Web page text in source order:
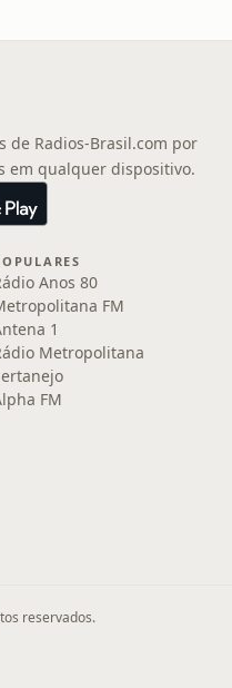
de Radios-Brasil.com por
qualquer dispositivo.
Anos 80
FM
1
Metropolitana
FM
reservados.